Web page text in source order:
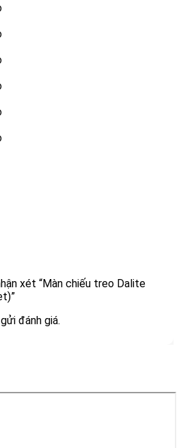
xét “Màn chiếu treo Dalite
đánh giá.